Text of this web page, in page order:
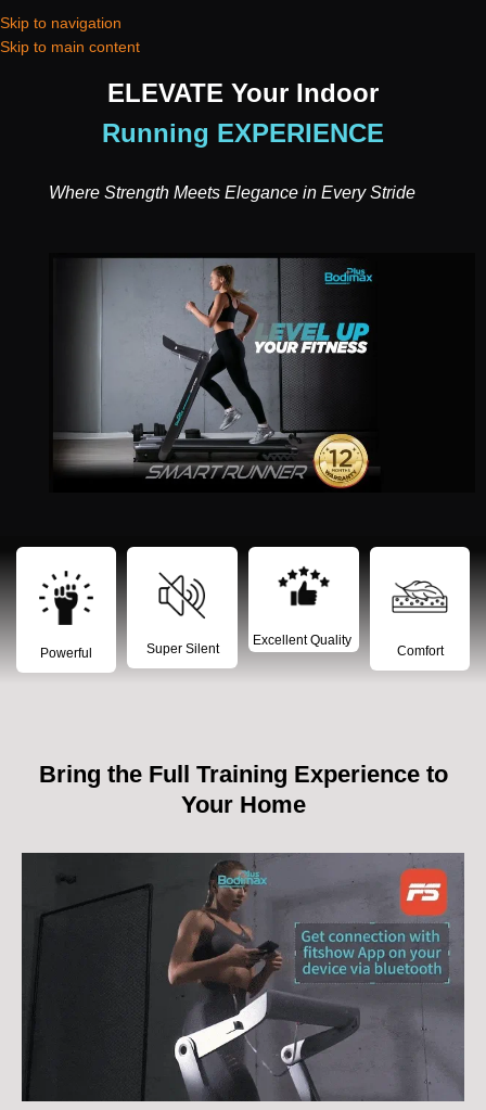
Skip to navigation
Skip to main content
ELEVATE Your Indoor
Running EXPERIENCE
Where Strength Meets Elegance in Every Stride
Powerful Super Silent
Excellent Quality ​
Comfort
Bring the Full Training Experience to
Your Home